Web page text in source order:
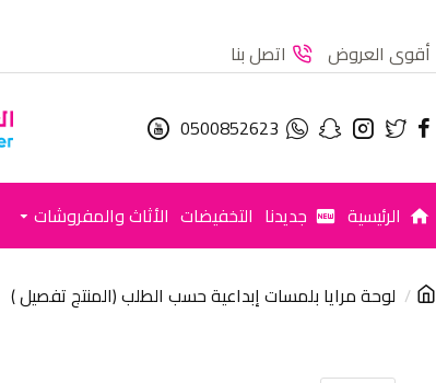
أقوى العروض اتصل بنا
0500852623
الرئيسية جديدنا التخفيضات الأثاث والمفروشات
لوحة مرايا بلمسات إبداعية حسب الطلب (المنتج تفصيل )